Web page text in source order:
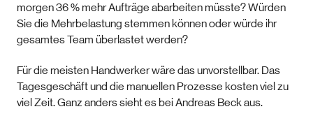
morgen 36 % mehr Aufträge abarbeiten müsste? Würden
Sie die Mehrbelastung stemmen können oder würde ihr
gesamtes Team überlastet werden?
Für die meisten Handwerker wäre das unvorstellbar. Das
Tagesgeschäft und die manuellen Prozesse kosten viel zu
viel Zeit. Ganz anders sieht es bei Andreas Beck aus.